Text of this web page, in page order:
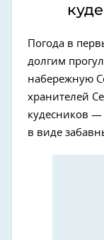
Погода в
долгим
набережную
хранителей
кудесников —
в виде